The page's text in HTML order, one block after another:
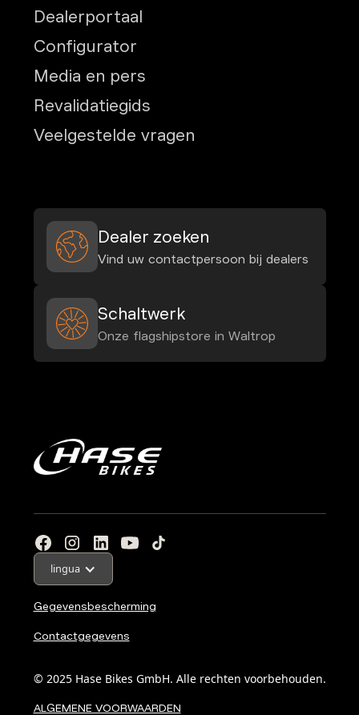
Dealerportaal
Configurator
Media en pers
Revalidatiegids
Veelgestelde vragen
Dealer zoeken
Vind uw contactpersoon bij dealers
Schaltwerk
Onze flagshipstore in Waltrop
lingua
© 2025 Hase Bikes GmbH. Alle rechten voorbehouden.
Gegevensbescherming
Contactgegevens
ALGEMENE VOORWAARDEN